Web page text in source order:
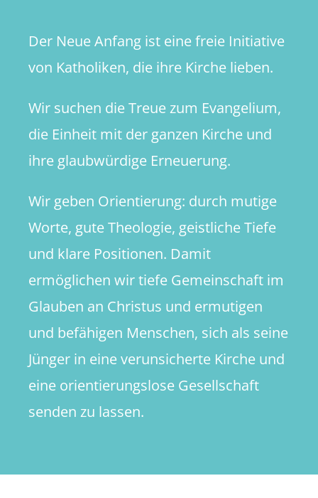
Der Neue Anfang ist eine freie Initiative
von Katholiken, die ihre Kirche lieben.
Wir suchen die Treue zum Evangelium,
die Einheit mit der ganzen Kirche und
ihre glaubwürdige Erneuerung.
Wir geben Orientierung: durch mutige
Worte, gute Theologie, geistliche Tiefe
und klare Positionen. Damit
ermöglichen wir tiefe Gemeinschaft im
Glauben an Christus und ermutigen
und befähigen Menschen, sich als seine
Jünger in eine verunsicherte Kirche und
eine orientierungslose Gesellschaft
senden zu lassen.